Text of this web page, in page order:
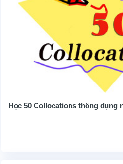
Học 50 Collocations thông dụng